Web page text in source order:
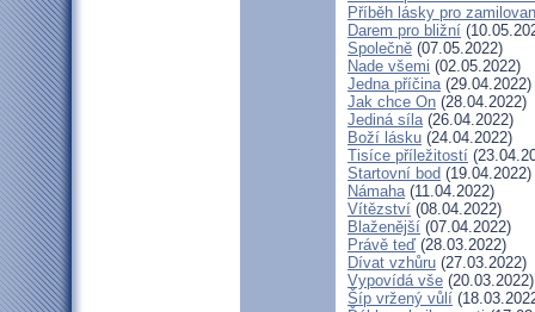
Příběh lásky pro
Darem pro bližní
Společně (07.05.2022)
Nade všemi (02.05.2022)
Jedna příčina(29.04.2022)
Jak chce On (28.04.2022)
Jediná síla(26.04.2022)
Boží lásku (24.04.2022)
Tisíce příležitostí
Startovní bod (19.04.2022)
Námaha(11.04.2022)
Vítězství (08.04.2022)
Blaženější (07.04.2022)
Právě teď (28.03.2022)
Dívat vzhůru (27.03.2022)
Vypovídá vše (20.03.2022)
Šíp vržený vůlí